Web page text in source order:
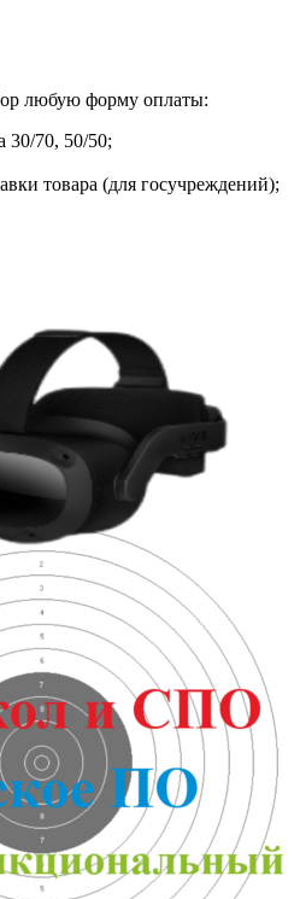
любую форму оплаты:
30/70, 50/50;
товара (для госучреждений);